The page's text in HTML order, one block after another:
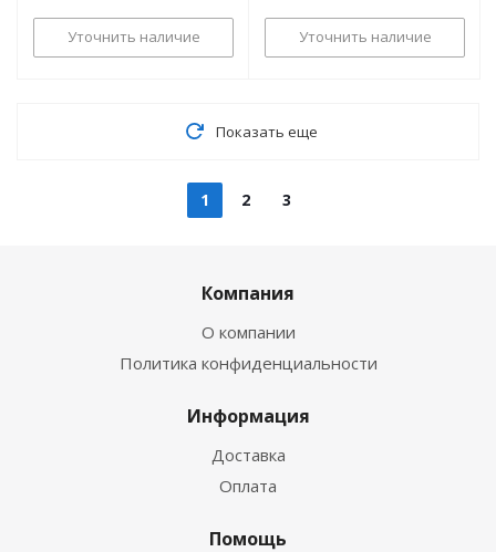
Уточнить наличие Уточнить наличие
Показать еще
1 2 3
Компания
О компании
Политика конфиденциальности
Информация
Доставка
Оплата
Помощь